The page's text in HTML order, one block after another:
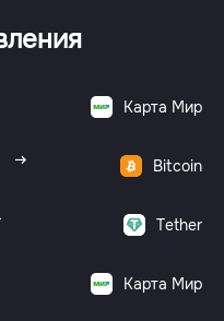
Карта Мир
Bitcoin
Tether
Карта Мир